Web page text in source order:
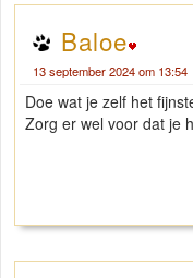
Baloe
13 september 2024 om 13:54
Doe wat je zelf het
Zorg er wel voor dat je